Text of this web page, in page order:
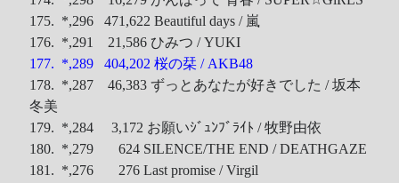
175. *,296 471,622 Beautiful days / 嵐
176. *,291 21,586 ひみつ / YUKI
177. *,289 404,202 桜の栞 / AKB48
178. *,287 46,383 ずっとあなたが好きでした / 坂本
冬美
179. *,284 3,172 お願いｼﾞｭﾝﾌﾞﾗｲﾄ / 牧野由依
180. *,279 624 SILENCE/THE END / DEATHGAZE
181. *,276 276 Last promise / Virgil